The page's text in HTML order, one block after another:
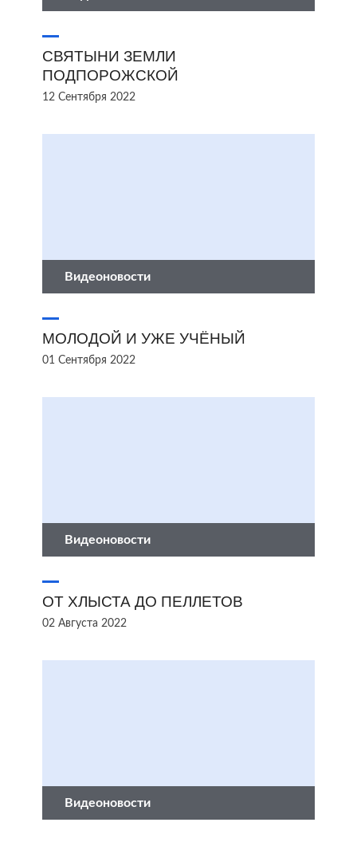
СВЯТЫНИ ЗЕМЛИ
ПОДПОРОЖСКОЙ
12 Сентября 2022
Видеоновости
МОЛОДОЙ И УЖЕ УЧЁНЫЙ
01 Сентября 2022
Видеоновости
ОТ ХЛЫСТА ДО ПЕЛЛЕТОВ
02 Августа 2022
Видеоновости